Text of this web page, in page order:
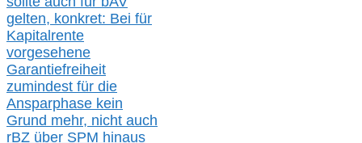
gelten, konkret: Bei für
Kapitalrente
vorgesehene
Garantiefreiheit
zumindest für die
Ansparphase kein
Grund mehr, nicht auch
rBZ über SPM hinaus